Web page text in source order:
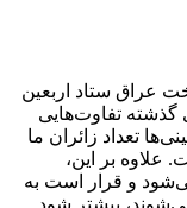
عراق ستاد اربعین
گذشته تفاوت‌هایی
تعداد زائران ما
علاوه بر این،
و قرار است به
بیشتر شود.